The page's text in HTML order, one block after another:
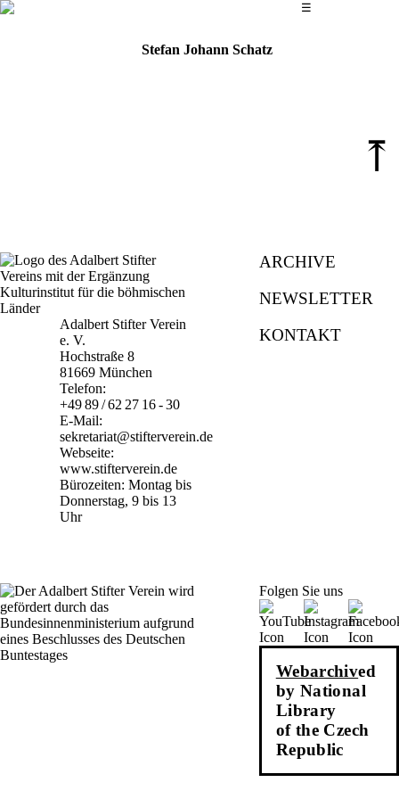
Das
☰
Stefan Johann Schatz
⤒
Adalbert Stifter Verein
e. V.
Hochstraße 8
81669 München
Telefon:
+49 89 / 62 27 16 - 30
E-Mail:
sekretariat@stifterverein.de
Webseite:
www.stifterverein.de
Bürozeiten: Montag bis
Donnerstag, 9 bis 13
Uhr
ARCHIVE
NEWSLETTER
KONTAKT
Folgen Sie uns
Webarchived
by National
Library
of the Czech
Republic